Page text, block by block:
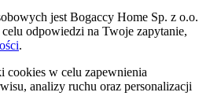
jest Bogaccy Home Sp. z o.o.
odpowiedzi na Twoje zapytanie,
.
cookies w celu zapewnienia
analizy ruchu oraz personalizacji